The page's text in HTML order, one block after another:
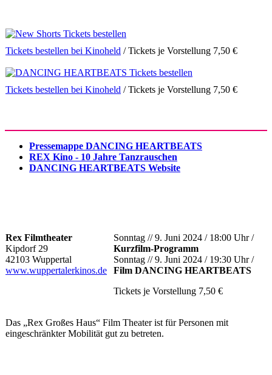
Tickets bestellen bei Kinoheld / Tickets je Vorstellung 7,50 €
Tickets bestellen bei Kinoheld / Tickets je Vorstellung 7,50 €
Pressemappe DANCING HEARTBEATS
REX Kino - 10 Jahre Tanzrauschen
DANCING HEARTBEATS Website
Rex Filmtheater
Kipdorf 29
42103 Wuppertal
www.wuppertalerkinos.de
Sonntag // 9. Juni 2024 / 18:00 Uhr /
Kurzfilm-Programm
Sonntag // 9. Juni 2024 / 19:30 Uhr /
Film DANCING HEARTBEATS
Tickets je Vorstellung 7,50 €
Das „Rex Großes Haus“ Film Theater ist für Personen mit
eingeschränkter Mobilität gut zu betreten.